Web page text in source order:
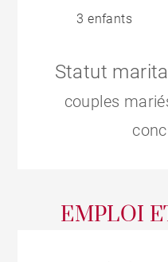
3 enfants
Statut
couples
EMPLOI